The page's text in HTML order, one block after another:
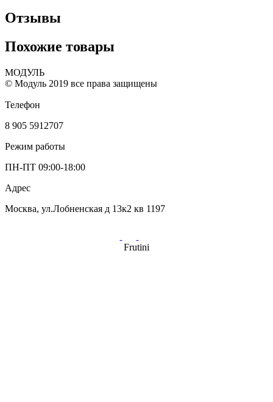
Отзывы
Похожие товары
МОДУЛЬ
© Модуль 2019 все права защищены
Телефон
8 905 5912707
Режим работы
ПН-ПТ 09:00-18:00
Адрес
Москва, ул.Лобненская д 13к2 кв 1197
Frutini